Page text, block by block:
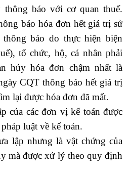
báo với cơ quan thuế.
báo hóa đơn hết giá trị sử
báo do thực hiện biện
tổ chức, hộ, cá nhân phải
hủy hóa đơn chậm nhất là
CQT thông báo hết giá trị
lại được hóa đơn đã mất.
của các đơn vị kế toán được
luật về kế toán.
lập nhưng là vật chứng của
mà được xử lý theo quy định